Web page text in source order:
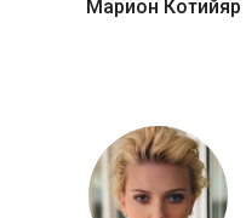
Марион Котийяр